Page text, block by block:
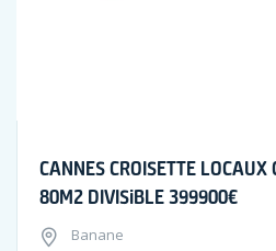
CANNES CROISETTE LOCAUX
80M2 DIVISiBLE 399900€
Banane